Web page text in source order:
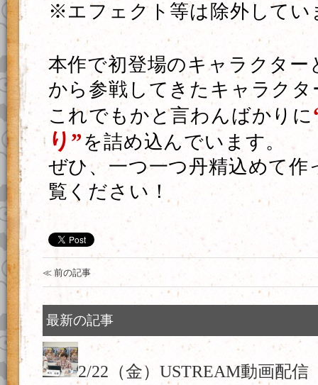
※エフェクト等は除外してい
本作で初登場のキャラクター
から参戦してきたキャラク
これでもかと言わんばかりに
り” を詰め込んでいます。
ぜひ、一つ一つ丹精込めて作
覧ください！
≪ 前の記事
最新の記事
2/22（金）USTREAM動画配信